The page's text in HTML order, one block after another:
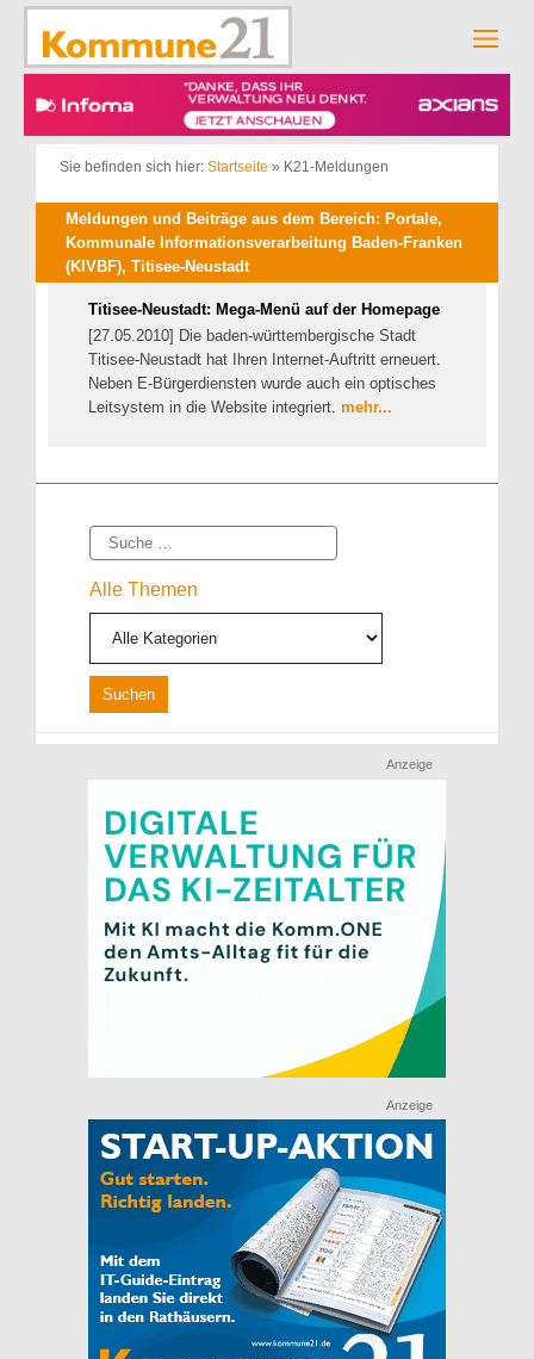
Zum
springen
Sie befinden sich hier: Startseite » K21-Meldungen
Meldungen und Beiträge aus dem Bereich: Portale,
Kommunale Informationsverarbeitung Baden-Franken
(KIVBF), Titisee-Neustadt
Titisee-Neustadt: Mega-Menü auf der Homepage
[27.05.2010] Die baden-württembergische Stadt
Titisee-Neustadt hat Ihren Internet-Auftritt erneuert.
Neben E-Bürgerdiensten wurde auch ein optisches
Leitsystem in die Website integriert. mehr...
Suche
Alle Themen
Anzeige
Anzeige